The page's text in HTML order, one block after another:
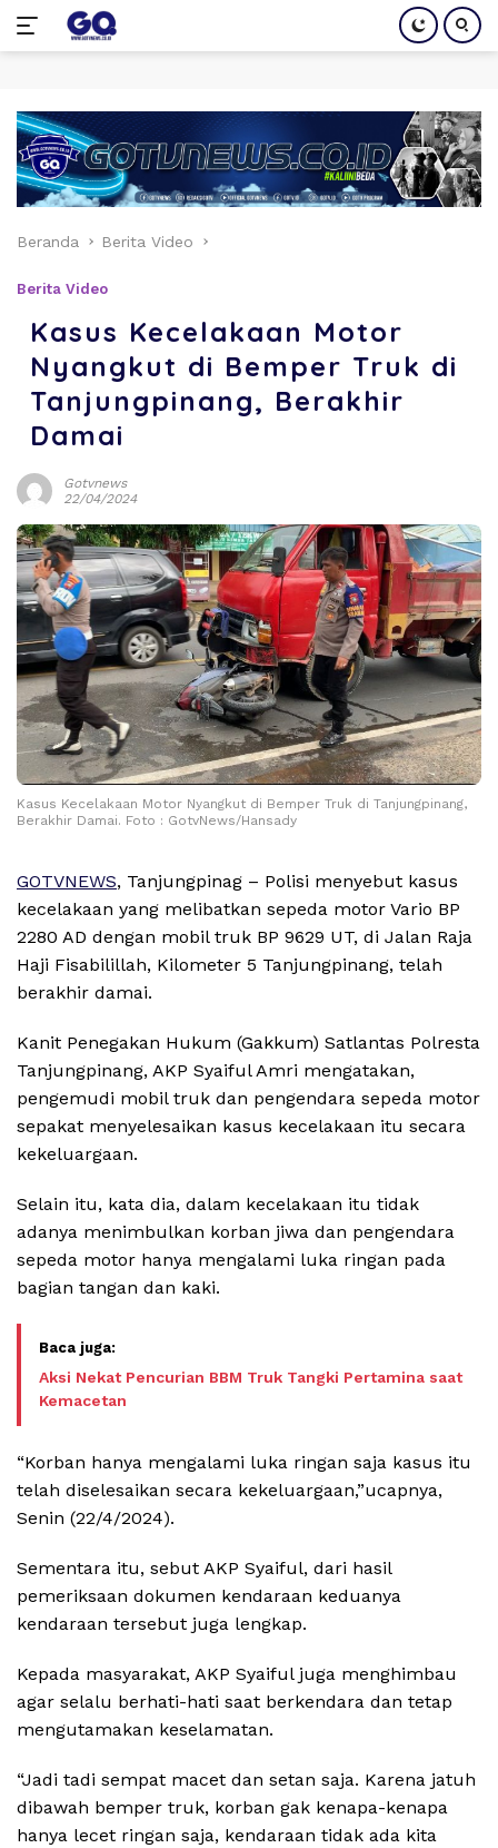
konten
Beranda Berita Video
Berita Video
Kasus Kecelakaan Motor
Nyangkut di Bemper Truk di
Tanjungpinang, Berakhir
Damai
Gotvnews
22/04/2024
Kasus Kecelakaan Motor Nyangkut di Bemper Truk di Tanjungpinang,
Berakhir Damai. Foto : GotvNews/Hansady
GOTVNEWS, Tanjungpinag – Polisi menyebut kasus
kecelakaan yang melibatkan sepeda motor Vario BP
2280 AD dengan mobil truk BP 9629 UT, di Jalan Raja
Haji Fisabilillah, Kilometer 5 Tanjungpinang, telah
berakhir damai.
Kanit Penegakan Hukum (Gakkum) Satlantas Polresta
Tanjungpinang, AKP Syaiful Amri mengatakan,
pengemudi mobil truk dan pengendara sepeda motor
sepakat menyelesaikan kasus kecelakaan itu secara
kekeluargaan.
Selain itu, kata dia, dalam kecelakaan itu tidak
adanya menimbulkan korban jiwa dan pengendara
sepeda motor hanya mengalami luka ringan pada
bagian tangan dan kaki.
Aksi Nekat Pencurian BBM Truk Tangki Pertamina saat
Kemacetan
“Korban hanya mengalami luka ringan saja kasus itu
telah diselesaikan secara kekeluargaan,”ucapnya,
Senin (22/4/2024).
Sementara itu, sebut AKP Syaiful, dari hasil
pemeriksaan dokumen kendaraan keduanya
kendaraan tersebut juga lengkap.
Kepada masyarakat, AKP Syaiful juga menghimbau
agar selalu berhati-hati saat berkendara dan tetap
mengutamakan keselamatan.
“Jadi tadi sempat macet dan setan saja. Karena jatuh
dibawah bemper truk, korban gak kenapa-kenapa
hanya lecet ringan saja, kendaraan tidak ada kita